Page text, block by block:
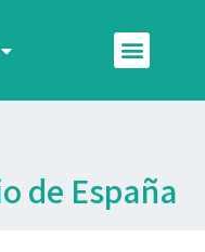
Menu
de España